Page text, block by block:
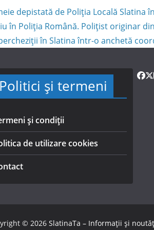
depistată de Poliția Locală
în Poliția Română. Polițist originar
în Slatina într-o anchetă
Politici și termeni
și condiții
de utilizare cookies
© 2026 SlatinaTa – Informații și